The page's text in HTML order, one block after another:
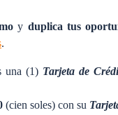
y duplica tus
.
una (1) Tarjeta de
(cien soles) con su